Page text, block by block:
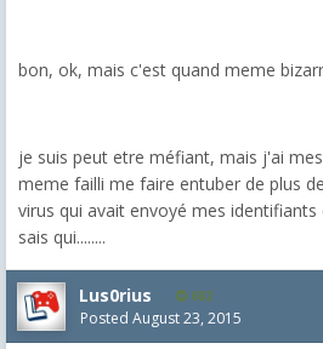
bon, ok, mais c'est quand meme
je suis peut etre méfiant, mais j'ai
meme failli me faire entuber de plus
virus qui avait envoyé mes
sais qui........
Lus0rius 682
Posted August 23, 2015